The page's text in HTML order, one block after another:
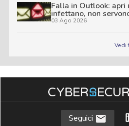
Falla in Outlook: apri
infettano, non
03 Ago 2026
Vedi
Seguici